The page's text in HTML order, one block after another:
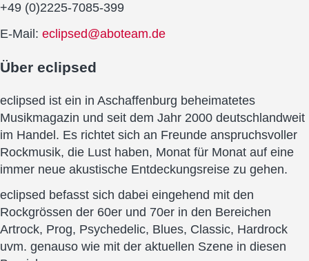
+49 (0)2225-7085-399
E-Mail: eclipsed@aboteam.de
Über eclipsed
eclipsed ist ein in Aschaffenburg beheimatetes
Musikmagazin und seit dem Jahr 2000 deutschlandweit
im Handel. Es richtet sich an Freunde anspruchsvoller
Rockmusik, die Lust haben, Monat für Monat auf eine
immer neue akustische Entdeckungsreise zu gehen.
eclipsed befasst sich dabei eingehend mit den
Rockgrössen der 60er und 70er in den Bereichen
Artrock, Prog, Psychedelic, Blues, Classic, Hardrock
uvm. genauso wie mit der aktuellen Szene in diesen